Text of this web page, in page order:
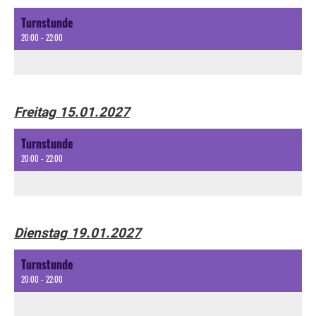
Turnstunde
20:00 - 22:00
Freitag 15.01.2027
Turnstunde
20:00 - 22:00
Dienstag 19.01.2027
Turnstunde
20:00 - 22:00